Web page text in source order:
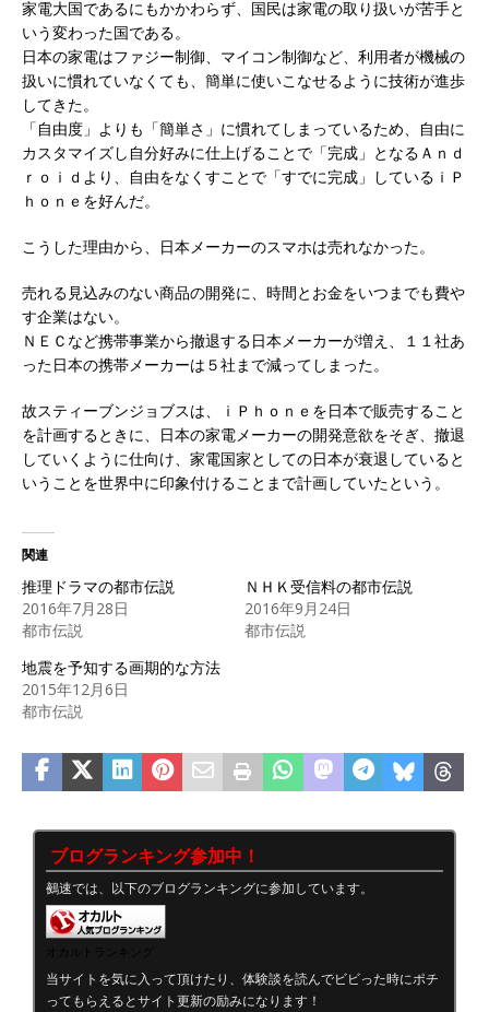
家電大国であるにもかかわらず、国民は家電の取り扱いが苦手と
いう変わった国である。
日本の家電はファジー制御、マイコン制御など、利用者が機械の
扱いに慣れていなくても、簡単に使いこなせるように技術が進歩
してきた。
「自由度」よりも「簡単さ」に慣れてしまっているため、自由に
カスタマイズし自分好みに仕上げることで「完成」となるＡｎｄ
ｒｏｉｄより、自由をなくすことで「すでに完成」しているｉＰ
ｈｏｎｅを好んだ。
こうした理由から、日本メーカーのスマホは売れなかった。
売れる見込みのない商品の開発に、時間とお金をいつまでも費や
す企業はない。
ＮＥＣなど携帯事業から撤退する日本メーカーが増え、１１社あ
った日本の携帯メーカーは５社まで減ってしまった。
故スティーブンジョブスは、ｉＰｈｏｎｅを日本で販売すること
を計画するときに、日本の家電メーカーの開発意欲をそぎ、撤退
していくように仕向け、家電国家としての日本が衰退していると
いうことを世界中に印象付けることまで計画していたという。
関連
推理ドラマの都市伝説
2016年7月28日
都市伝説
ＮＨＫ受信料の都市伝説
2016年9月24日
都市伝説
地震を予知する画期的な方法
2015年12月6日
都市伝説
ブログランキング参加中！
鵺速では、以下のブログランキングに参加しています。
当サイトを気に入って頂けたり、体験談を読んでビビった時にポチ
ってもらえるとサイト更新の励みになります！